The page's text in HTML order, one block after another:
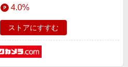
MDHA4J/A
4.0%
ストアにすすむ